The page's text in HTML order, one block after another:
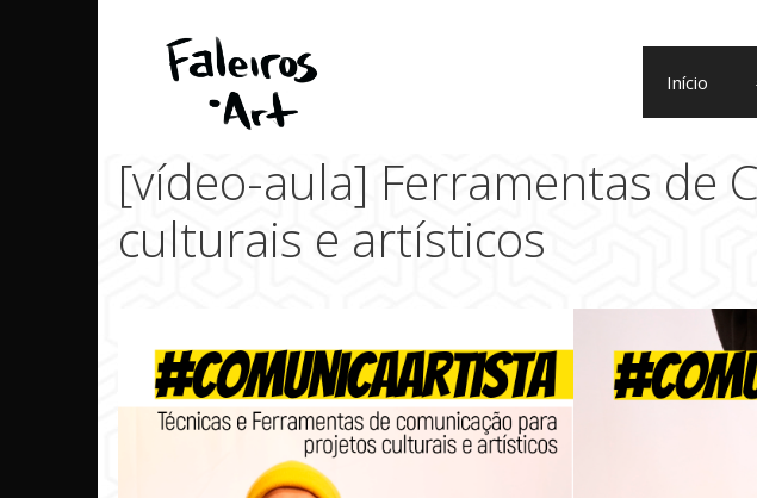
Início
[vídeo-aula] Ferramentas de
culturais e artísticos